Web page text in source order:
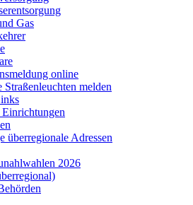
Gas
online
Straßenleuchten melden
Einrichtungen
überregionale Adressen
2026